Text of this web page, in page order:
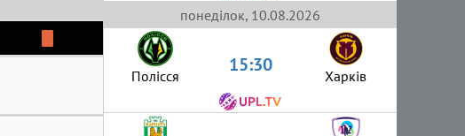
понеділок, 10.08.2026
Полісся 15:30 Харків